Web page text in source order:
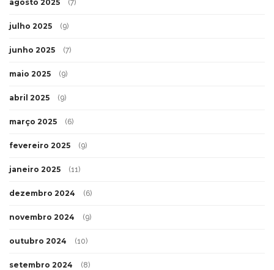
agosto 2025 (7)
julho 2025 (9)
junho 2025 (7)
maio 2025 (9)
abril 2025 (9)
março 2025 (6)
fevereiro 2025 (9)
janeiro 2025 (11)
dezembro 2024 (6)
novembro 2024 (9)
outubro 2024 (10)
setembro 2024 (8)